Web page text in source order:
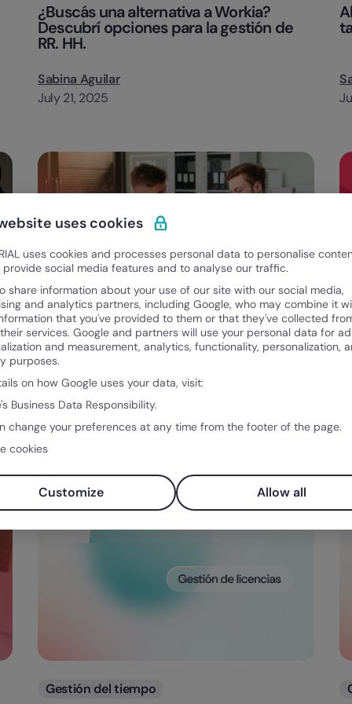
¿Buscás una alternativa a Workia?
Descubrí opciones para la gestión de
RR. HH.
Sabina Aguilar
July 21, 2025
Categorias
Gestión del Talento
Autogestión en Recursos Humanos:
cómo empoderar a tu equipo y
optimizar la gestión laboral
Sabina Aguilar
July 8, 2025
Categorias
Gestión del tiempo
uses cookies
uses cookies and processes personal data to personalise
provide social media features and to analyse our traffic.
share information about your use of our site with our social media,
and analytics partners, including Google, who may combine it
that you've provided to them or that they've collected
services. Google and partners will use your personal data for ad
and measurement, analytics, functionality, personalization,
purposes.
on how Google uses your data, visit:
Business Data Responsibility.
change your preferences at any time from the footer of the page.
cookies
Customize Allow all